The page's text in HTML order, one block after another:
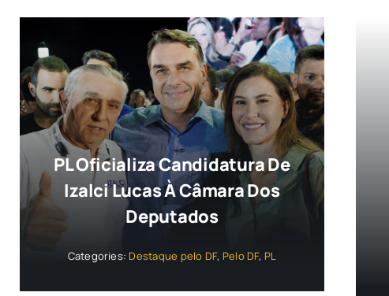
PL Oficializa Candidatura De
Izalci Lucas À Câmara Dos
Deputados
Categories: Destaque pelo DF, Pelo DF, PL